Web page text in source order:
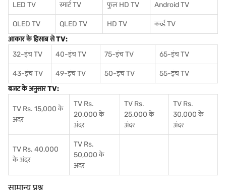
LED TV
स्मार्ट TV फुल HD TV Android TV
OLED TV QLED TV HD TV
कर्व्ड TV
आकार के हिसाब से TV:
32-इंच TV
40-इंच TV 75-इंच TV 65-इंच TV
43-इंच TV 49-इंच TV 50-इंच TV
55-इंच TV
बजट के अनुसार TV:
TV Rs. 15,000 के
अंदर
TV Rs.
20,000 के
अंदर
TV Rs.
25,000 के
अंदर
TV Rs.
30,000 के
अंदर
TV Rs. 40,000
के अंदर
TV Rs.
50,000 के
अंदर
सामान्य प्रश्न